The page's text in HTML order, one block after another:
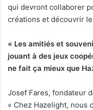
qui devront collaborer
créations et découvrir
« Les amitiés et
jouant à des jeux
ne fait ça mieux que
Josef Fares, fondateur
« Chez Hazelight, nous